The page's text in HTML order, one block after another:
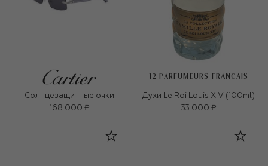
Солнцезащитные очки
168 000 ₽
12 PARFUMEURS FRANCAIS
Духи Le Roi Louis XIV (100ml)
33 000 ₽